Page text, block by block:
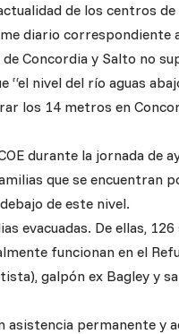
de los centros de
diario correspondiente
Concordia y Salto no
nivel del río aguas
los 14 metros en
durante la jornada de
que se encuentran
de este nivel.
evacuadas. De ellas, 126
funcionan en el
galpón ex Bagley y
permanente y